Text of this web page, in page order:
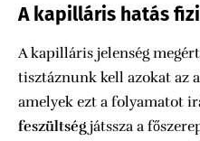
A kapilláris hatás
A kapilláris jelenség
tisztáznunk kell azokat az
amelyek ezt a folyamatot
feszültségjátssza a